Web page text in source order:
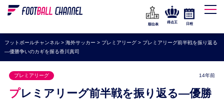
WEリーグ
海外サッカー
プレミアリーグ
ラ・リーガ
セリエA
順位表
得点王 日程
フットボールチャンネル> 海外サッカー > プレミアリーグ> プレミアリーグ前半戦を振り返る
―優勝争いのカギを握る香川真司
プレミアリーグ 14年前
プレミアリーグ前半戦を振り返る―優勝